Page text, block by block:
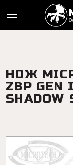
НОЖ
ZBP GEN
SHADOW